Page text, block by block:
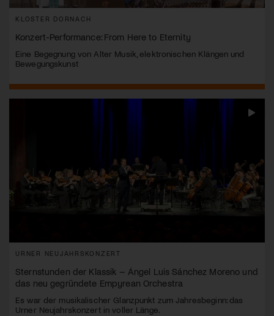
KLOSTER DORNACH
Konzert-Performance: From Here to Eternity
Eine Begegnung von Alter Musik, elektronischen Klängen und
Bewegungskunst
URNER NEUJAHRSKONZERT
Sternstunden der Klassik – Ángel Luis Sánchez Moreno und
das neu gegründete Empyrean Orchestra
Es war der musikalischer Glanzpunkt zum Jahresbeginn: das
Urner Neujahrskonzert in voller Länge.